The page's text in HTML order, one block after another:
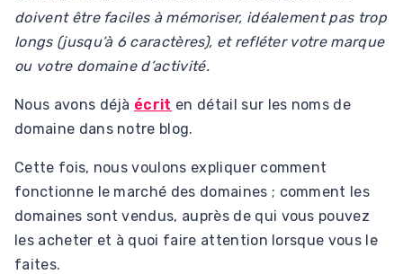
doivent être faciles à mémoriser, idéalement pas trop
longs (jusqu’à 6 caractères), et refléter votre marque
ou votre domaine d’activité.
Nous avons déjà écrit en détail sur les noms de
domaine dans notre blog.
Cette fois, nous voulons expliquer comment
fonctionne le marché des domaines ; comment les
domaines sont vendus, auprès de qui vous pouvez
les acheter et à quoi faire attention lorsque vous le
faites.